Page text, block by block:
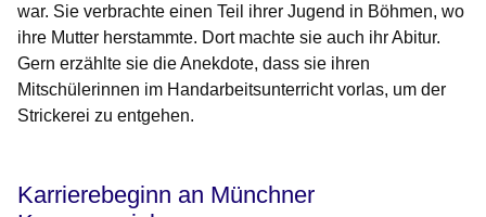
war. Sie verbrachte einen Teil ihrer Jugend in Böhmen, wo
ihre Mutter herstammte. Dort machte sie auch ihr Abitur.
Gern erzählte sie die Anekdote, dass sie ihren
Mitschülerinnen im Handarbeitsunterricht vorlas, um der
Strickerei zu entgehen.
Karrierebeginn an Münchner